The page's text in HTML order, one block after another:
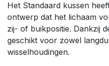
Het Standaard kussen
ontwerp dat het lichaam
zij- of buikpositie. Dankzij
geschikt voor zowel
wisselhoudingen.